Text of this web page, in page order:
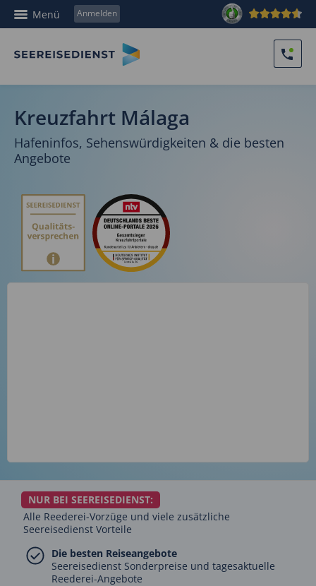
Menü Anmelden
Kreuzfahrt Málaga
Hafeninfos, Sehenswürdigkeiten & die besten
Angebote
NUR BEI SEEREISEDIENST:
Alle Reederei-Vorzüge und viele zusätzliche
Seereisedienst Vorteile
Die besten Reiseangebote
Seereisedienst Sonderpreise und tagesaktuelle
Reederei-Angebote